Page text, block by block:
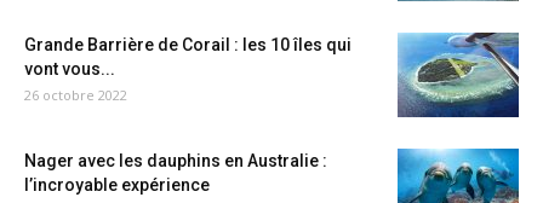
Grande Barrière de Corail : les 10 îles qui
vont vous...
26 octobre 2022
Nager avec les dauphins en Australie :
l’incroyable expérience